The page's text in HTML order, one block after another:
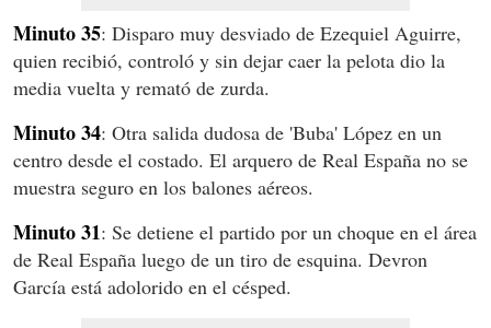
Minuto 35: Disparo muy desviado de Ezequiel Aguirre,
quien recibió, controló y sin dejar caer la pelota dio la
media vuelta y remató de zurda.
Minuto 34: Otra salida dudosa de 'Buba' López en un
centro desde el costado. El arquero de Real España no se
muestra seguro en los balones aéreos.
Minuto 31: Se detiene el partido por un choque en el área
de Real España luego de un tiro de esquina. Devron
García está adolorido en el césped.